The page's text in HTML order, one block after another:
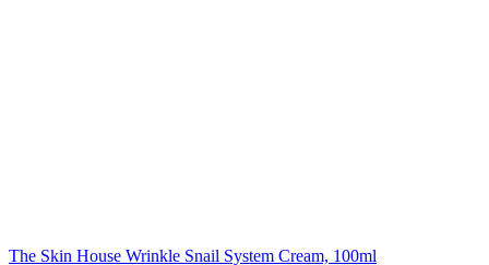
The Skin House Wrinkle Snail System Cream, 100ml